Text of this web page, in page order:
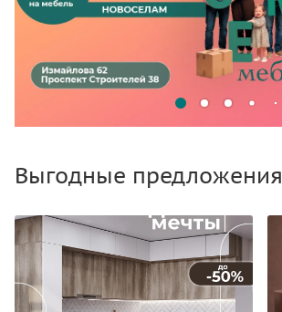
Выгодные предложения